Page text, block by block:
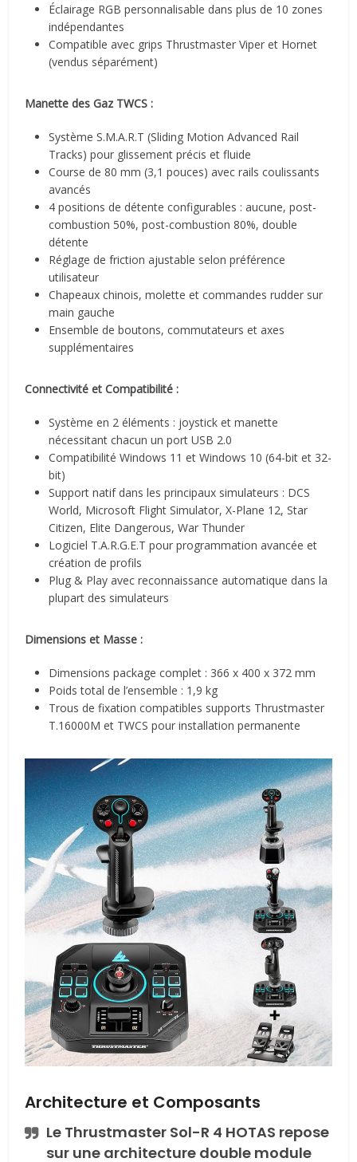
Éclairage RGB personnalisable dans plus de 10 zones
indépendantes
Compatible avec grips Thrustmaster Viper et Hornet
(vendus séparément)
Manette des Gaz TWCS :
Système S.M.A.R.T (Sliding Motion Advanced Rail
Tracks) pour glissement précis et fluide
Course de 80 mm (3,1 pouces) avec rails coulissants
avancés
4 positions de détente configurables : aucune, post-
combustion 50%, post-combustion 80%, double
détente
Réglage de friction ajustable selon préférence
utilisateur
Chapeaux chinois, molette et commandes rudder sur
main gauche
Ensemble de boutons, commutateurs et axes
supplémentaires
Connectivité et Compatibilité :
Système en 2 éléments : joystick et manette
nécessitant chacun un port USB 2.0
Compatibilité Windows 11 et Windows 10 (64-bit et 32-
bit)
Support natif dans les principaux simulateurs : DCS
World, Microsoft Flight Simulator, X-Plane 12, Star
Citizen, Elite Dangerous, War Thunder
Logiciel T.A.R.G.E.T pour programmation avancée et
création de profils
Plug & Play avec reconnaissance automatique dans la
plupart des simulateurs
Dimensions et Masse :
Dimensions package complet : 366 x 400 x 372 mm
Poids total de l’ensemble : 1,9 kg
Trous de fixation compatibles supports Thrustmaster
T.16000M et TWCS pour installation permanente
Architecture et Composants
Le Thrustmaster Sol-R 4 HOTAS repose
sur une architecture double module